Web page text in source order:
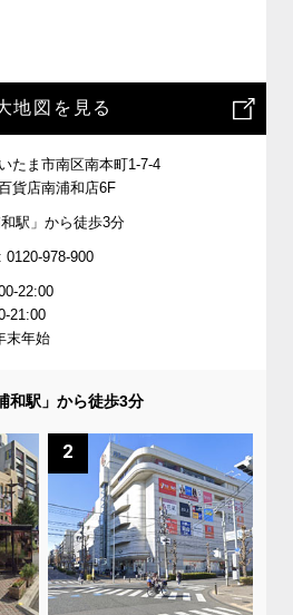
地図を見る
たま市南区南本町1-7-4
貨店南浦和店6F
駅」から徒歩3分
0120-978-900
22:00
21:00
末年始
和駅」から徒歩3分
2